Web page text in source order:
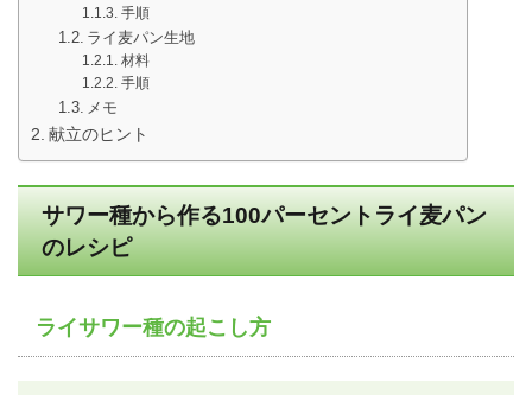
手順
ライ麦パン生地
材料
手順
メモ
献立のヒント
サワー種から作る100パーセントライ麦パン
のレシピ
ライサワー種の起こし方